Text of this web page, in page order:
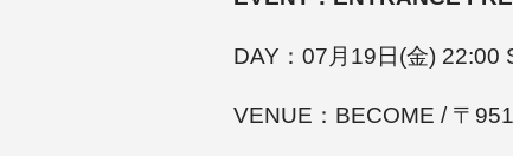
DAY：07月19日(金) 22:00
VENUE：BECOME / 〒